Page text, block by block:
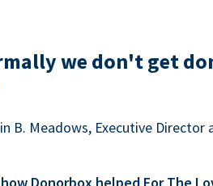
we don't get
B. Meadows, Executive Director
Donorbox helped For The